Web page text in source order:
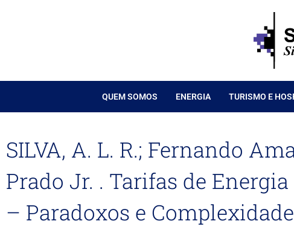
QUEM SOMOS ENERGIA TURISMO E
SILVA, A. L. R.; Fernando
Prado Jr. . Tarifas de
– Paradoxos e